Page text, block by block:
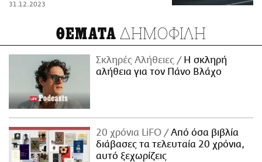
31.12.2023
ΘΕΜΑΤΑ ΔΗΜΟΦΙΛΗ
Σκληρές Αλήθειες
H σκληρή
αλήθεια για τον Πάνο Βλάχο
20 χρόνια LiFO
Από όσα βιβλία
διάβασες τα τελευταία 20 χρόνια,
αυτό ξεχωρίζεις